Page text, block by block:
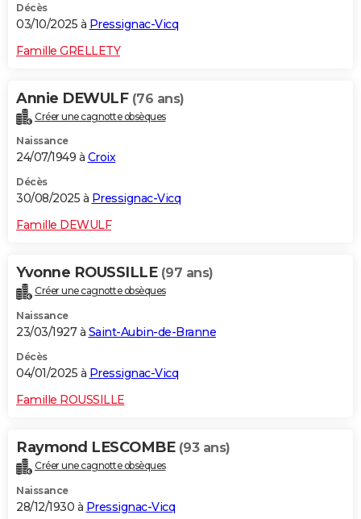
Décès
03/10/2025 à Pressignac-Vicq
Famille GRELLETY
Annie DEWULF (76 ans)
Créer une cagnotte obsèques
Naissance
24/07/1949 à Croix
Décès
30/08/2025 à Pressignac-Vicq
Famille DEWULF
Yvonne ROUSSILLE (97 ans)
Créer une cagnotte obsèques
Naissance
23/03/1927 à Saint-Aubin-de-Branne
Décès
04/01/2025 à Pressignac-Vicq
Famille ROUSSILLE
Raymond LESCOMBE (93 ans)
Créer une cagnotte obsèques
Naissance
28/12/1930 à Pressignac-Vicq